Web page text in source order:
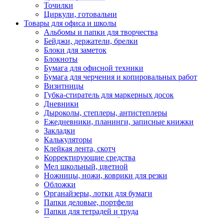
Точилки
Циркули, готовальни
Товары для офиса и школы
Альбомы и папки для творчества
Бейджи, держатели, брелки
Блоки для заметок
Блокноты
Бумага для офисной техники
Бумага для черчения и копировальных работ
Визитницы
Губка-стиратель для маркерных досок
Дневники
Дыроколы, степлеры, антистеплеры
Ежедневники, планинги, записные книжки
Закладки
Калькуляторы
Клейкая лента, скотч
Корректирующие средства
Мел школьный, цветной
Ножницы, ножи, коврики для резки
Обложки
Органайзеры, лотки для бумаги
Папки деловые, портфели
Папки для тетрадей и труда